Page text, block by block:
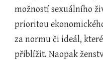
možností sexuálního
prioritou
za normu či ideál,
přiblížit. Naopak